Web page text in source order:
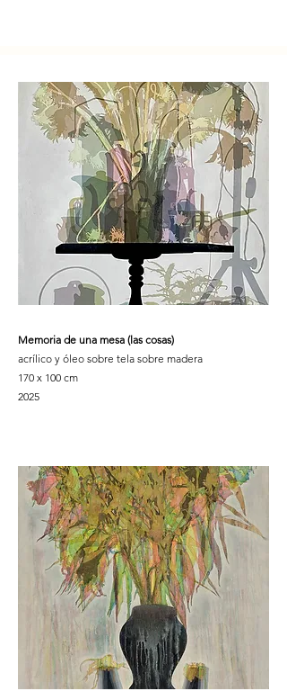
Memoria de una mesa (las cosas)
acrílico y óleo sobre tela sobre madera
170 x 100 cm
2025